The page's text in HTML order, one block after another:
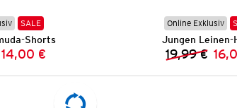
SALE
Shorts
Preis:
Preis:
14,00 €
Online Exklusiv
Jungen Leinen-
19,99 €